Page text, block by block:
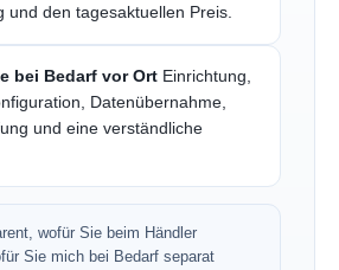
und den tagesaktuellen Preis.
bei Bedarf vor Ort Einrichtung,
Datenübernahme,
und eine verständliche
wofür Sie beim Händler
Sie mich bei Bedarf separat